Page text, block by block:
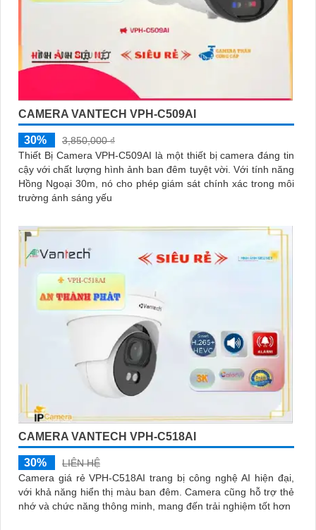
CAMERA VANTECH VPH-C509AI
30%
3,850,000 ₫
Thiết Bị Camera VPH-C509AI là một thiết bị camera đáng tin
cậy với chất lượng hình ảnh ban đêm tuyệt vời. Với tính năng
Hồng Ngoại 30m, nó cho phép giám sát chính xác trong môi
trường ánh sáng yếu
CAMERA VANTECH VPH-C518AI
30%
LIÊN HỆ
Camera giá rẻ VPH-C518AI trang bị công nghệ AI hiện đại,
với khả năng hiển thị màu ban đêm. Camera cũng hỗ trợ thẻ
nhớ và chức năng thông minh, mang đến trải nghiệm tốt hơn